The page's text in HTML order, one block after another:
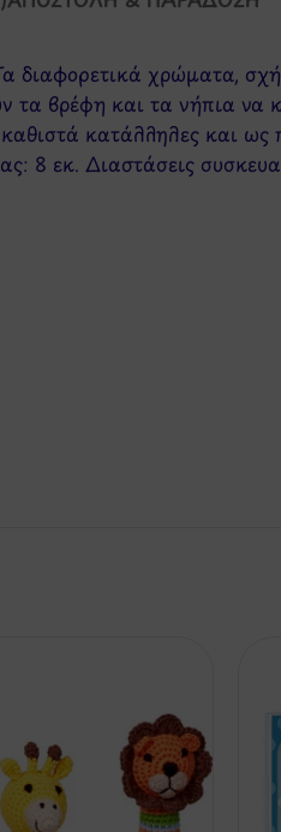
διαφορετικά χρώματα,
τα βρέφη και τα νήπια να
κατάλληλες και ως
8 εκ. Διαστάσεις